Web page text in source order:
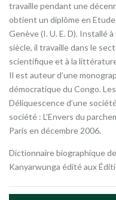
travaille pendant une
obtient un diplôme en
Genève (I. U. E. D). Installé
siècle, il travaille dans le
scientifique et à la
Il est auteur d’une
démocratique du Congo.
Déliquescence d’une
société : L’Envers du
Paris en décembre 2006.
Dictionnaire biographique
Kanyarwunga édité aux